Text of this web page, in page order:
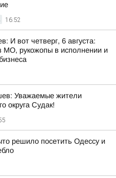
16:52
И вот четверг, 6 августа:
МО, рукожопы в исполнении и
Уважаемые жители
округа Судак!
решило посетить Одессу и